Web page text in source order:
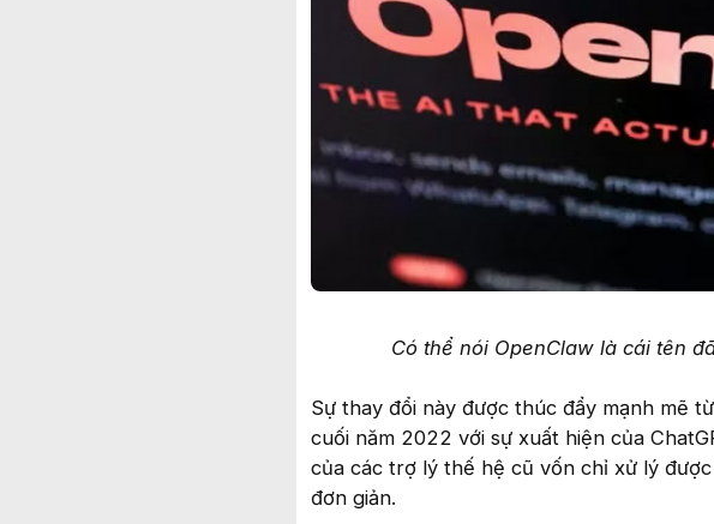
Có thể nói OpenClaw là cái tên
Sự thay đổi này được thúc đẩy mạnh mẽ
cuối năm 2022 với sự xuất hiện của
của các trợ lý thế hệ cũ vốn chỉ xử lý
đơn giản.